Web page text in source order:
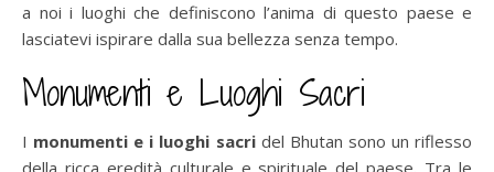
a noi i luoghi che definiscono l’anima di questo paese e
lasciatevi ispirare dalla sua bellezza senza tempo.
Monumenti e Luoghi Sacri
I monumenti e i luoghi sacridel Bhutan sono un riflesso